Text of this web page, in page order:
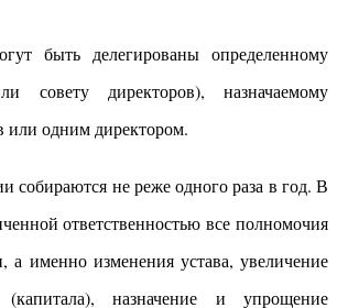
быть делегированы определенному
совету директоров), назначаемому
или одним директором.
собираются не реже одного раза в год. В
ответственностью все полномочия
а именно изменения устава, увеличение
назначение и упрощение